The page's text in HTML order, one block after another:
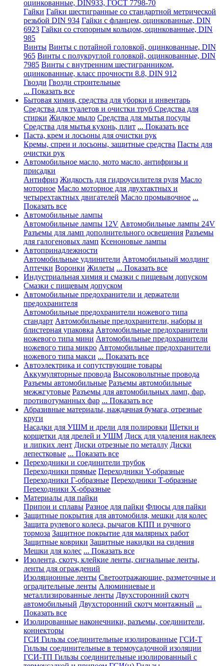
оцинкованные, DIN933, ГОСТ 7798-70
Гайки Гайки шестигранные со стандартной метрической
резьбой DIN 934 Гайки с фланцем, оцинкованные, DIN
6923 Гайки со стопорным кольцом, оцинкованные, DIN
985
Винты Винты с потайной головкой, оцинкованные, DIN
965 Винты с полукруглой головкой, оцинкованные, DIN
7985 Винты с внутренним шестигранником,
оцинкованные, класс прочности 8.8, DIN 912
Гвозди Гвозди строительные
... Показать все
Бытовая химия, средства для уборки и инвентарь
Средства для туалетов и очистки труб Средства для
стирки Жидкое мыло Средства для мытья посуды
Средства для мытья кухонь, плит ... Показать все
Паста, крем и лосьоны для очистки рук
Кремы, спреи и лосьоны, защитные средства Пасты для
очистки рук
Автомобильное масло, мото масло, антифризы и
присадки
Антифриз Жидкость для гидроусилителя руля Масло
моторное Масло моторное для двухтактных и
четырехтактных двигателей Масло промывочное ...
Показать все
Автомобильные лампы
Автомобильные лампы 12V Автомобильные лампы 24V
Разъемы для ламп дополнительного освещения Разъемы
для галогеновых ламп Ксеноновые лампы
Автопринадлежности
Автомобильные удлинители Автомобильный молдинг
Аптечки Воронки Жилеты ... Показать все
Индустриальная химия и смазки с пищевым допуском
Смазки с пищевым допуском
Автомобильные предохранители и держатели
предохранителя
Автомобильные предохранители ножевого типа
стандарт Автомобильные предохранители, наборы и
блистерная упаковка Автомобильные предохранители
ножевого типа мини Автомобильные предохранители
ножевого типа микро Автомобильные предохранители
ножевого типа макси ... Показать все
Автоэлектрика и сопутствующие товары
Аккумуляторные провода Высоковольтные провода
Разъемы автомобильные Разъемы автомобильные
межжгутовые Разъемы для автомобильных ламп, фар,
противотуманных фар ... Показать все
Абразивные материалы, наждачная бумага, отрезные
круги
Насадки для УШМ и дрели для полировки Щетки и
корщетки для дрелей и УШМ Диск для удаления наклеек
и липких лент Диски отрезные по металлу Диски
лепестковые ... Показать все
Переходники и соединители трубок
Переходники прямые Переходники Y-образные
Переходники Г-образные Переходники Т-образные
Переходники Х-образные
Материалы для пайки
Припои и сплавы Разное для пайки Флюсы для пайки
Защитные покрытия для автомобиля, мешки для колес
Защита рулевого колеса, рычагов КПП и ручного
тормоза Защитное покрытие для малярных работ
Защитные коврики Защитные накидки на сидения
Мешки для колес ... Показать все
Изолента, скотч, клейкие ленты, сигнальные ленты,
ленты для ограждений
Изоляционные ленты Светоотражающие, разметочные и
оградительные ленты Алюминиевые и
металлизированные ленты Двухсторонний скотч
автомобильный Двухсторонний скотч монтажный ...
Показать все
Изолированные наконечники, разъемы, соединители,
коннекторы
ГСИ Гильзы соединительные изолированные ГСИ-Т
Гильзы соединительные в термоусадочной изоляции
ГСИ-ТП Гильзы соединительные изолированный с